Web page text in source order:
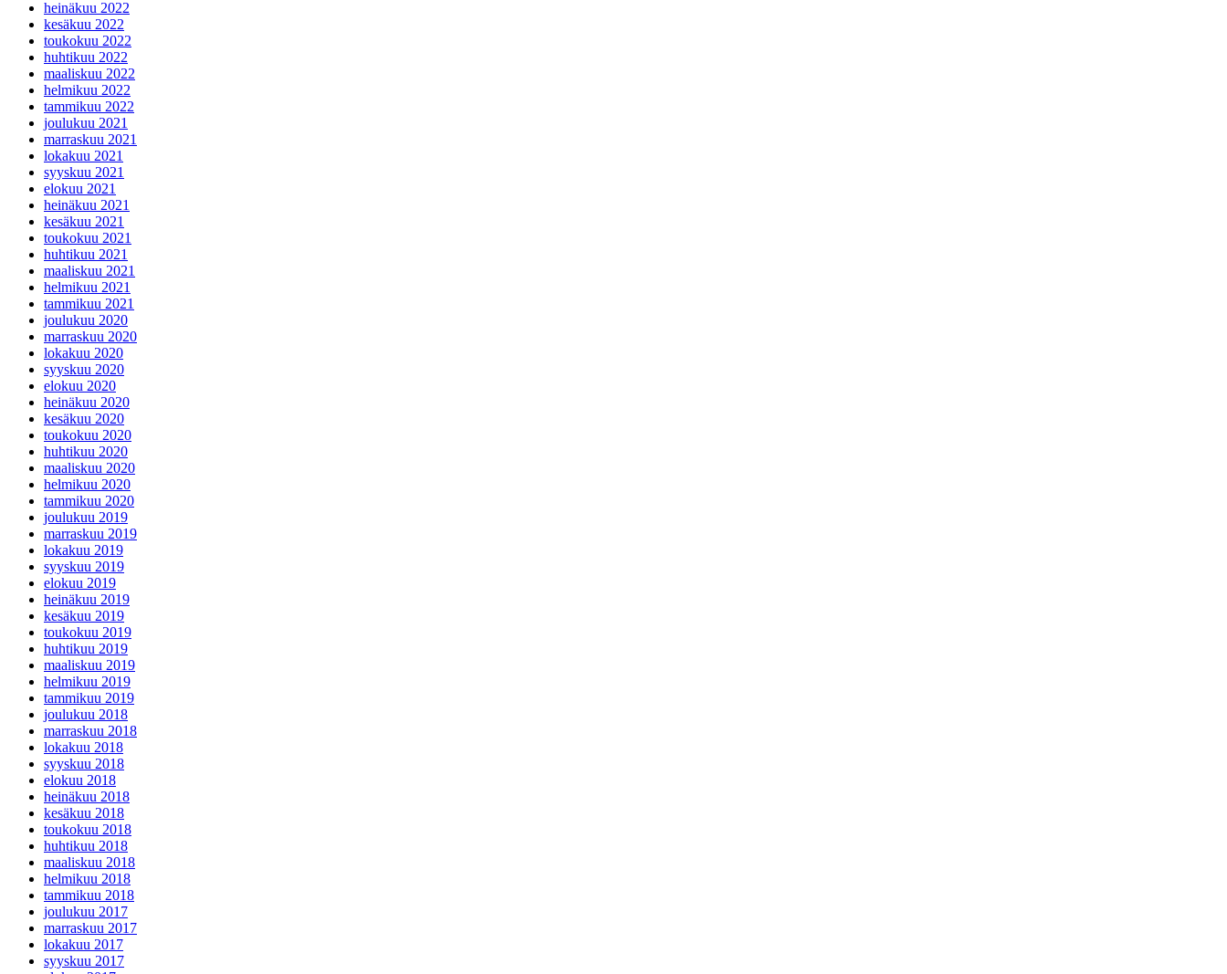
heinäkuu 2022
kesäkuu 2022
toukokuu 2022
huhtikuu 2022
maaliskuu 2022
helmikuu 2022
tammikuu 2022
joulukuu 2021
marraskuu 2021
lokakuu 2021
syyskuu 2021
elokuu 2021
heinäkuu 2021
kesäkuu 2021
toukokuu 2021
huhtikuu 2021
maaliskuu 2021
helmikuu 2021
tammikuu 2021
joulukuu 2020
marraskuu 2020
lokakuu 2020
syyskuu 2020
elokuu 2020
heinäkuu 2020
kesäkuu 2020
toukokuu 2020
huhtikuu 2020
maaliskuu 2020
helmikuu 2020
tammikuu 2020
joulukuu 2019
marraskuu 2019
lokakuu 2019
syyskuu 2019
elokuu 2019
heinäkuu 2019
kesäkuu 2019
toukokuu 2019
huhtikuu 2019
maaliskuu 2019
helmikuu 2019
tammikuu 2019
joulukuu 2018
marraskuu 2018
lokakuu 2018
syyskuu 2018
elokuu 2018
heinäkuu 2018
kesäkuu 2018
toukokuu 2018
huhtikuu 2018
maaliskuu 2018
helmikuu 2018
tammikuu 2018
joulukuu 2017
marraskuu 2017
lokakuu 2017
syyskuu 2017